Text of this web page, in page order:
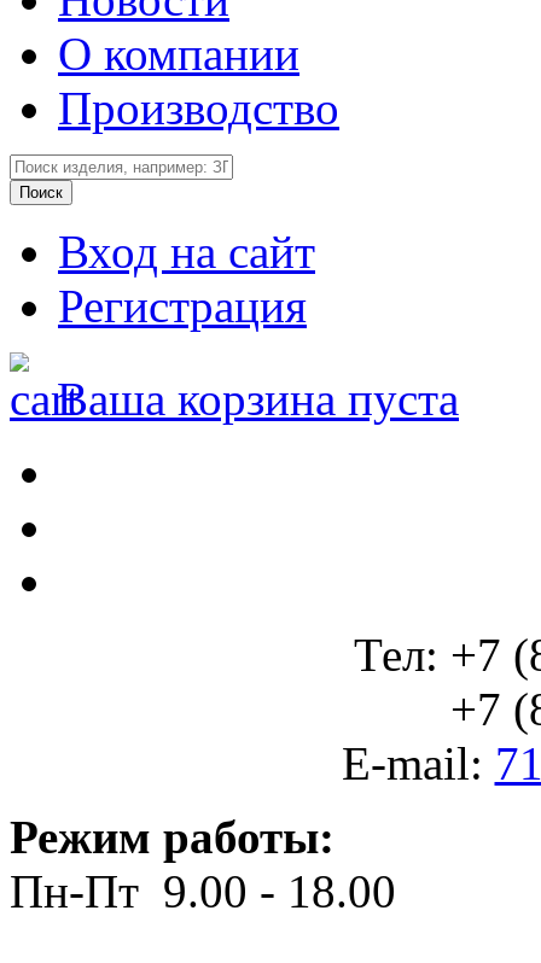
О компании
Производство
Вход на сайт
Регистрация
Ваша корзина пуста
Тел: +7
+7
E-mail:
Режим работы:
Пн-Пт 9.00 - 18.00